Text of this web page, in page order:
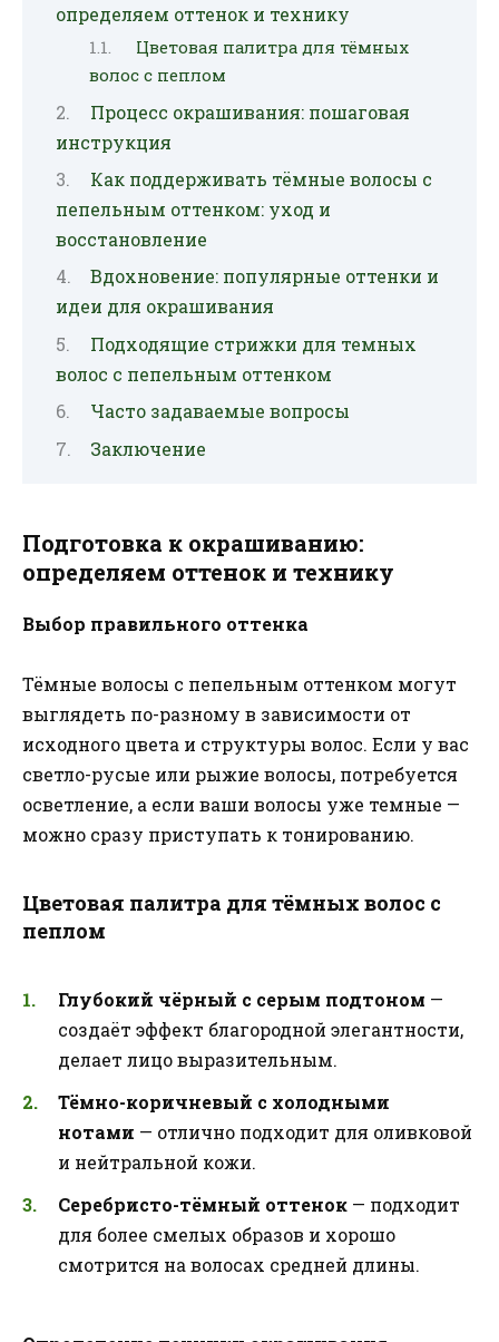
определяем оттенок и технику
Цветовая палитра для тёмных
волос с пеплом
Процесс окрашивания: пошаговая
инструкция
Как поддерживать тёмные волосы с
пепельным оттенком: уход и
восстановление
Вдохновение: популярные оттенки и
идеи для окрашивания
Подходящие стрижки для темных
волос с пепельным оттенком
Часто задаваемые вопросы
Заключение
Подготовка к окрашиванию:
определяем оттенок и технику
Выбор правильного оттенка
Тёмные волосы с пепельным оттенком могут
выглядеть по-разному в зависимости от
исходного цвета и структуры волос. Если у вас
светло-русые или рыжие волосы, потребуется
осветление, а если ваши волосы уже темные —
можно сразу приступать к тонированию.
Цветовая палитра для тёмных волос с
пеплом
Глубокий чёрный с серым подтоном —
создаёт эффект благородной элегантности,
делает лицо выразительным.
Тёмно-коричневый с холодными
нотами — отлично подходит для оливковой
и нейтральной кожи.
Серебристо-тёмный оттенок — подходит
для более смелых образов и хорошо
смотрится на волосах средней длины.